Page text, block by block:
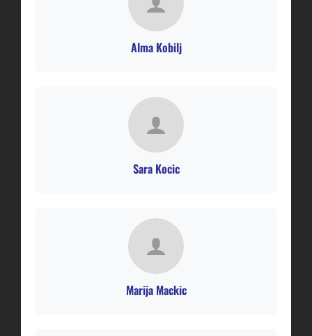
Alma Kobilj
Sara Kocic
Marija Mackic